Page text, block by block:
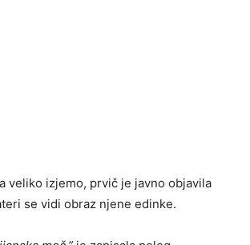
veliko izjemo, prvič je javno objavila
se vidi obraz njene edinke.